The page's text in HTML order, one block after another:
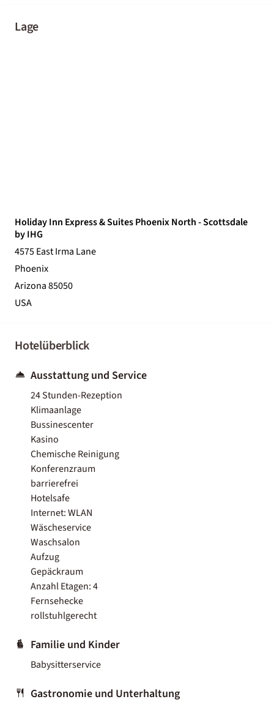
Lage
Holiday Inn Express & Suites Phoenix North - Scottsdale
by IHG
4575 East Irma Lane
Phoenix
Arizona 85050
USA
Hotelüberblick
Ausstattung und Service
24 Stunden-Rezeption
Klimaanlage
Bussinescenter
Kasino
Chemische Reinigung
Konferenzraum
barrierefrei
Hotelsafe
Internet: WLAN
Wäscheservice
Waschsalon
Aufzug
Gepäckraum
Anzahl Etagen: 4
Fernsehecke
rollstuhlgerecht
Familie und Kinder
Babysitterservice
Gastronomie und Unterhaltung